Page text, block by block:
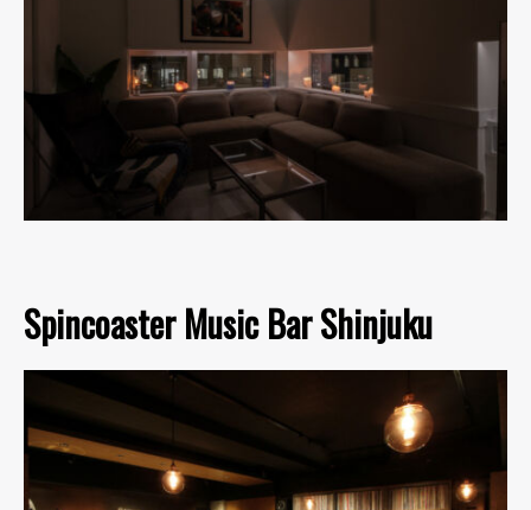
Spincoaster Music Bar Shinjuku